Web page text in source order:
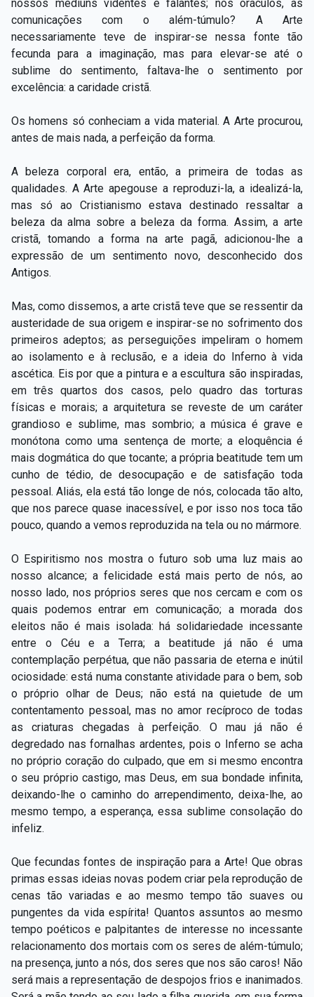
nossos médiuns videntes e falantes; nos oráculos, as
comunicações com o além-túmulo? A Arte
necessariamente teve de inspirar-se nessa fonte tão
fecunda para a imaginação, mas para elevar-se até o
sublime do sentimento, faltava-lhe o sentimento por
excelência: a caridade cristã.
Os homens só conheciam a vida material. A Arte procurou,
antes de mais nada, a perfeição da forma.
A beleza corporal era, então, a primeira de todas as
qualidades. A Arte apegouse a reproduzi-la, a idealizá-la,
mas só ao Cristianismo estava destinado ressaltar a
beleza da alma sobre a beleza da forma. Assim, a arte
cristã, tomando a forma na arte pagã, adicionou-lhe a
expressão de um sentimento novo, desconhecido dos
Antigos.
Mas, como dissemos, a arte cristã teve que se ressentir da
austeridade de sua origem e inspirar-se no sofrimento dos
primeiros adeptos; as perseguições impeliram o homem
ao isolamento e à reclusão, e a ideia do Inferno à vida
ascética. Eis por que a pintura e a escultura são inspiradas,
em três quartos dos casos, pelo quadro das torturas
físicas e morais; a arquitetura se reveste de um caráter
grandioso e sublime, mas sombrio; a música é grave e
monótona como uma sentença de morte; a eloquência é
mais dogmática do que tocante; a própria beatitude tem um
cunho de tédio, de desocupação e de satisfação toda
pessoal. Aliás, ela está tão longe de nós, colocada tão alto,
que nos parece quase inacessível, e por isso nos toca tão
pouco, quando a vemos reproduzida na tela ou no mármore.
O Espiritismo nos mostra o futuro sob uma luz mais ao
nosso alcance; a felicidade está mais perto de nós, ao
nosso lado, nos próprios seres que nos cercam e com os
quais podemos entrar em comunicação; a morada dos
eleitos não é mais isolada: há solidariedade incessante
entre o Céu e a Terra; a beatitude já não é uma
contemplação perpétua, que não passaria de eterna e inútil
ociosidade: está numa constante atividade para o bem, sob
o próprio olhar de Deus; não está na quietude de um
contentamento pessoal, mas no amor recíproco de todas
as criaturas chegadas à perfeição. O mau já não é
degredado nas fornalhas ardentes, pois o Inferno se acha
no próprio coração do culpado, que em si mesmo encontra
o seu próprio castigo, mas Deus, em sua bondade infinita,
deixando-lhe o caminho do arrependimento, deixa-lhe, ao
mesmo tempo, a esperança, essa sublime consolação do
infeliz.
Que fecundas fontes de inspiração para a Arte! Que obras
primas essas ideias novas podem criar pela reprodução de
cenas tão variadas e ao mesmo tempo tão suaves ou
pungentes da vida espírita! Quantos assuntos ao mesmo
tempo poéticos e palpitantes de interesse no incessante
relacionamento dos mortais com os seres de além-túmulo;
na presença, junto a nós, dos seres que nos são caros! Não
será mais a representação de despojos frios e inanimados.